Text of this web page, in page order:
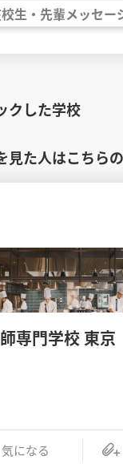
生・ 先輩メッセー
クした学校
見た人はこちら
専門学校 東京
気になる